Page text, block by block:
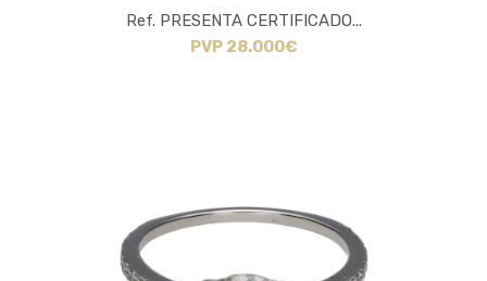
Ref. PRESENTA CERTIFICADO...
PVP 28.000€